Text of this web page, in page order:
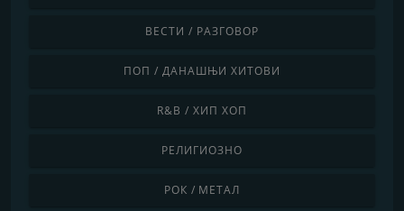
ВЕСТИ / РАЗГОВОР
ПОП / ДАНАШЊИ ХИТОВИ
R&B / ХИП ХОП
РЕЛИГИОЗНО
РОК / МЕТАЛ